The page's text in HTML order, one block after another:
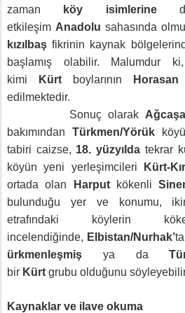
zaman köy isimlerine
etkileşim Anadolu sahasında
kızılbaşfikrinin kaynak
başlamış olabilir.
Malumdur ki,
kimi Kürt boylarının Horasan
edilmektedir.
Sonuç olarak
bakımından Türkmen/Yörük
tabiri caizse, 18. yüzyılda tekrar
köyün yeni yerleşimcileri Kürt-
ortada olan Harput kökenli
bulunduğu yer ve konumu,
etrafındaki köylerin
incelendiğinde, Elbistan/Nurhak’
ürkmenleşmiş ya da
bir Kürt grubu olduğunu
Kaynaklar ve ilave okuma